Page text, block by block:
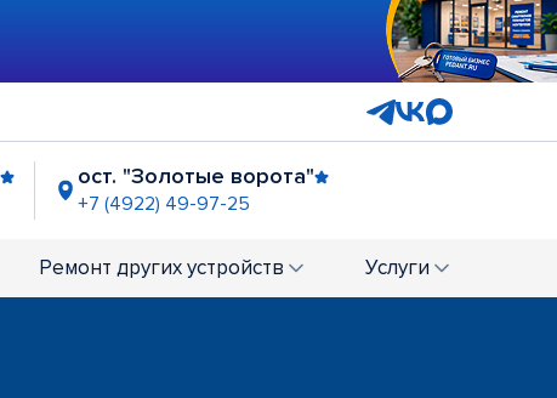
ост. "Золотые ворота"
+7 (4922) 49-97-25
Ремонт других устройств Услуги